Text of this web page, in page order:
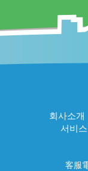
회사소개
서비
客服